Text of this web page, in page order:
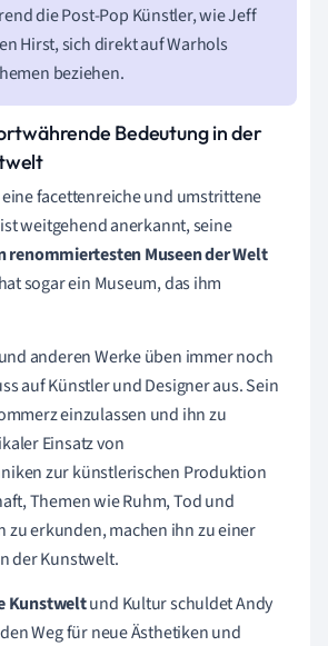
die Post-Pop Künstler, wie Jeff
Hirst, sich direkt auf Warhols
beziehen.
Bedeutung in der
facettenreiche und umstrittene
weitgehend anerkannt, seine
renommiertesten Museen der Welt
sogar ein Museum, das ihm
anderen Werke üben immer noch
auf Künstler und Designer aus. Sein
einzulassen und ihn zu
Einsatz von
zur künstlerischen Produktion
Themen wie Ruhm, Tod und
zu erkunden, machen ihn zu einer
der Kunstwelt.
Kunstweltund Kultur schuldet Andy
Weg für neue Ästhetiken und